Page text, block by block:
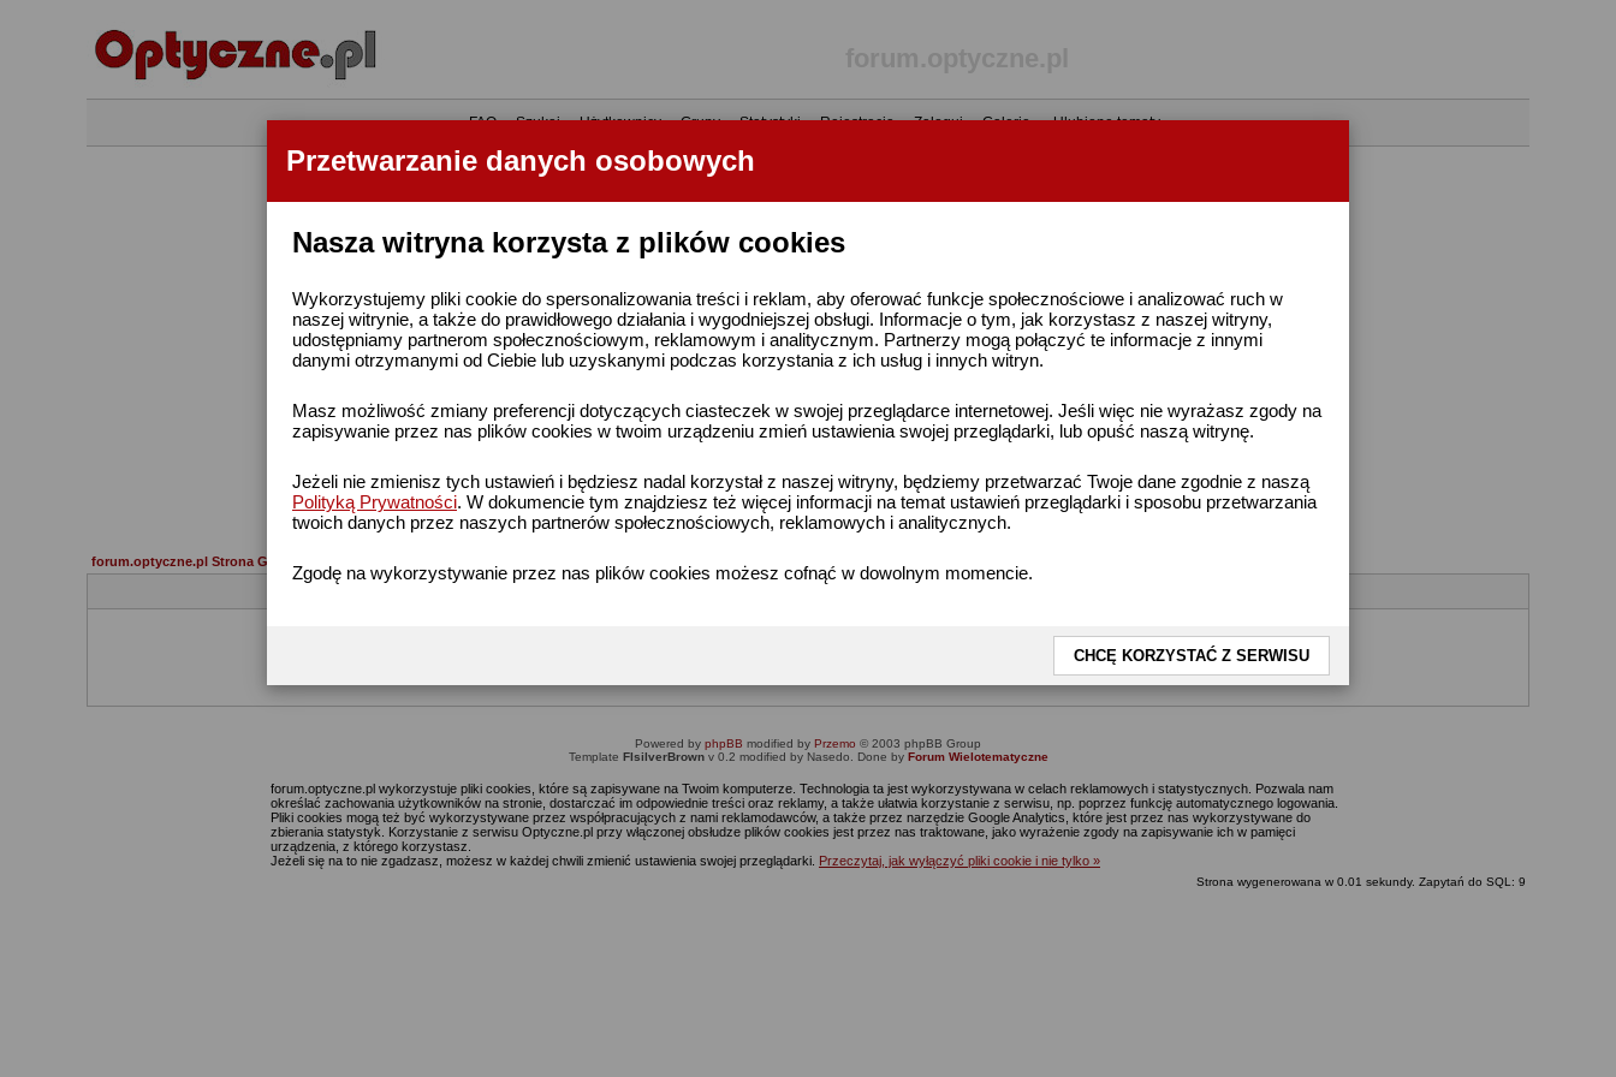
Przetwarzanie danych osobowych
Nasza witryna korzysta z plików cookies
Wykorzystujemy pliki cookie do spersonalizowania treści i reklam, aby oferować funkcje społecznościowe i analizować ruch w
naszej witrynie, a także do prawidłowego działania i wygodniejszej obsługi. Informacje o tym, jak korzystasz z naszej witryny,
udostępniamy partnerom społecznościowym, reklamowym i analitycznym. Partnerzy mogą połączyć te informacje z innymi
danymi otrzymanymi od Ciebie lub uzyskanymi podczas korzystania z ich usług i innych witryn.
Masz możliwość zmiany preferencji dotyczących ciasteczek w swojej przeglądarce internetowej. Jeśli więc nie wyrażasz zgody na
zapisywanie przez nas plików cookies w twoim urządzeniu zmień ustawienia swojej przeglądarki, lub opuść naszą witrynę.
Jeżeli nie zmienisz tych ustawień i będziesz nadal korzystał z naszej witryny, będziemy przetwarzać Twoje dane zgodnie z naszą
Polityką Prywatności. W dokumencie tym znajdziesz też więcej informacji na temat ustawień przeglądarki i sposobu przetwarzania
twoich danych przez naszych partnerów społecznościowych, reklamowych i analitycznych.
Zgodę na wykorzystywanie przez nas plików cookies możesz cofnąć w dowolnym momencie.
CHCĘ KORZYSTAĆ Z SERWISU
•FAQ•Szukaj•Użytkownicy•Grupy•Statystyki•Rejestracja•Zaloguj•Galerie• Ulubione tematy
forum.optyczne.pl Strona Główna
żeby przejść do formularza rejestracyjnego.
Powered by phpBB modified by Przemo © 2003 phpBB Group
Template FIsilverBrownv 0.2 modified by Nasedo. Done by Forum Wielotematyczne
forum.optyczne.pl wykorzystuje pliki cookies, które są zapisywane na Twoim komputerze. Technologia ta jest wykorzystywana w celach reklamowych i statystycznych. Pozwala nam
określać zachowania użytkowników na stronie, dostarczać im odpowiednie treści oraz reklamy, a także ułatwia korzystanie z serwisu, np. poprzez funkcję automatycznego logowania.
Pliki cookies mogą też być wykorzystywane przez współpracujących z nami reklamodawców, a także przez narzędzie Google Analytics, które jest przez nas wykorzystywane do
zbierania statystyk. Korzystanie z serwisu Optyczne.pl przy włączonej obsłudze plików cookies jest przez nas traktowane, jako wyrażenie zgody na zapisywanie ich w pamięci
urządzenia, z którego korzystasz.
Jeżeli się na to nie zgadzasz, możesz w każdej chwili zmienić ustawienia swojej przeglądarki. Przeczytaj, jak wyłączyć pliki cookie i nie tylko »
Strona wygenerowana w 0.01 sekundy. Zapytań do SQL: 9